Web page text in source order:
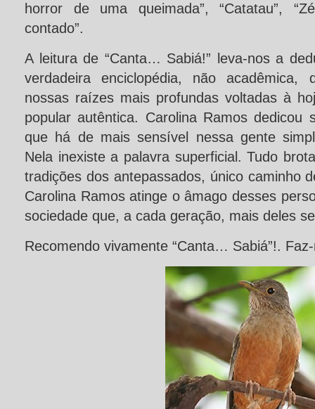
horror de uma queimada”, “Catatau”,
contado”.
A leitura de “Canta… Sabiá!” leva-nos a
verdadeira enciclopédia, não
nossas raízes mais profundas voltadas à
popular autêntica. Carolina Ramos dedicou
que há de mais sensível nessa gente
Nela inexiste a palavra superficial. Tudo
tradições dos antepassados, único caminho
Carolina Ramos atinge o âmago desses
sociedade que, a cada geração, mais deles
Recomendo vivamente “Canta… Sabiá”!.